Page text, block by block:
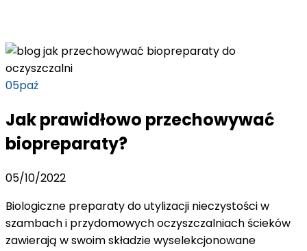
05paź
Jak prawidłowo przechowywać
biopreparaty?
05/10/2022
Biologiczne preparaty do utylizacji nieczystości w
szambach i przydomowych oczyszczalniach ścieków
zawierają w swoim składzie wyselekcjonowane